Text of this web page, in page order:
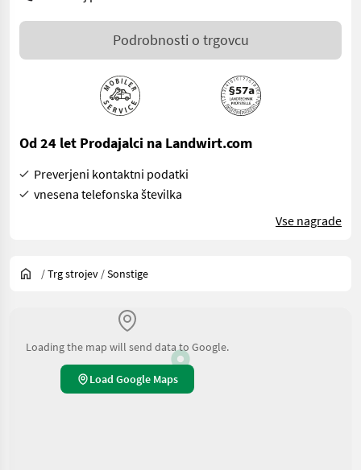
Podrobnosti o trgovcu
Od 24 let Prodajalci na Landwirt.com
Preverjeni kontaktni podatki
vnesena telefonska številka
Vse nagrade
/Trg strojev /Sonstige
Loading the map will send data to Google.
Load Google Maps